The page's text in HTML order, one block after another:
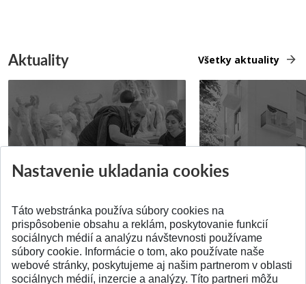
Aktuality Všetky aktuality
Pridané 14.07.2026 Pridané 03.07.2026
SPÄŤ NA VRCH
Nastavenie ukladania cookies
Táto webstránka používa súbory cookies na
prispôsobenie obsahu a reklám, poskytovanie funkcií
sociálnych médií a analýzu návštevnosti používame
súbory cookie. Informácie o tom, ako používate naše
webové stránky, poskytujeme aj našim partnerom v oblasti
sociálnych médií, inzercie a analýzy. Títo partneri môžu